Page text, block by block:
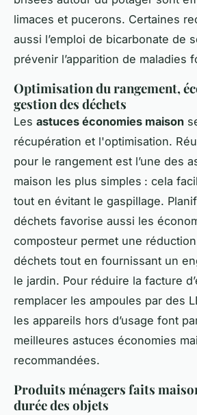
limaces et pucerons. Certaines
aussi l’emploi de bicarbonate de
prévenir l’apparition de maladies
Optimisation du rangement,
gestion des déchets
Les astuces économies maison
récupération et l'optimisation.
pour le rangement est l’une des
maison les plus simples : cela
tout en évitant le gaspillage.
déchets favorise aussi les
composteur permet une
déchets tout en fournissant un
le jardin. Pour réduire la facture
remplacer les ampoules par des
les appareils hors d’usage font
meilleures astuces économies
recommandées.
Produits ménagers faits
durée des objets